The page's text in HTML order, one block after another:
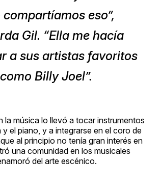
compartíamos eso”,
Gil. “Ella me hacía
a sus artistas favoritos
como Billy Joel”.
la música lo llevó a tocar instrumentos
el piano, y a integrarse en el coro de
al principio no tenía gran interés en
una comunidad en los musicales
del arte escénico.